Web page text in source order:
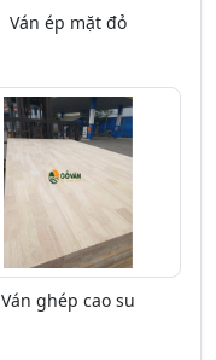
Ván ép mặt đỏ
Ván ghép cao su